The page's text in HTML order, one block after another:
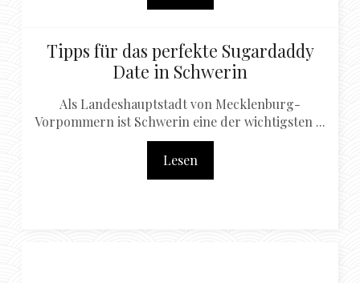
Tipps für das perfekte Sugardaddy
Date in Schwerin
Als Landeshauptstadt von Mecklenburg-
Vorpommern ist Schwerin eine der wichtigsten ...
Lesen